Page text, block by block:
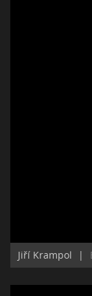
Jiří Krampol |